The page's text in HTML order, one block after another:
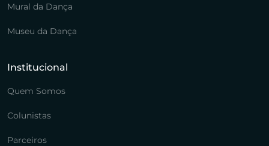
Mural da Dança
Museu da Dança
Institucional
Quem Somos
Colunistas
Parceiros